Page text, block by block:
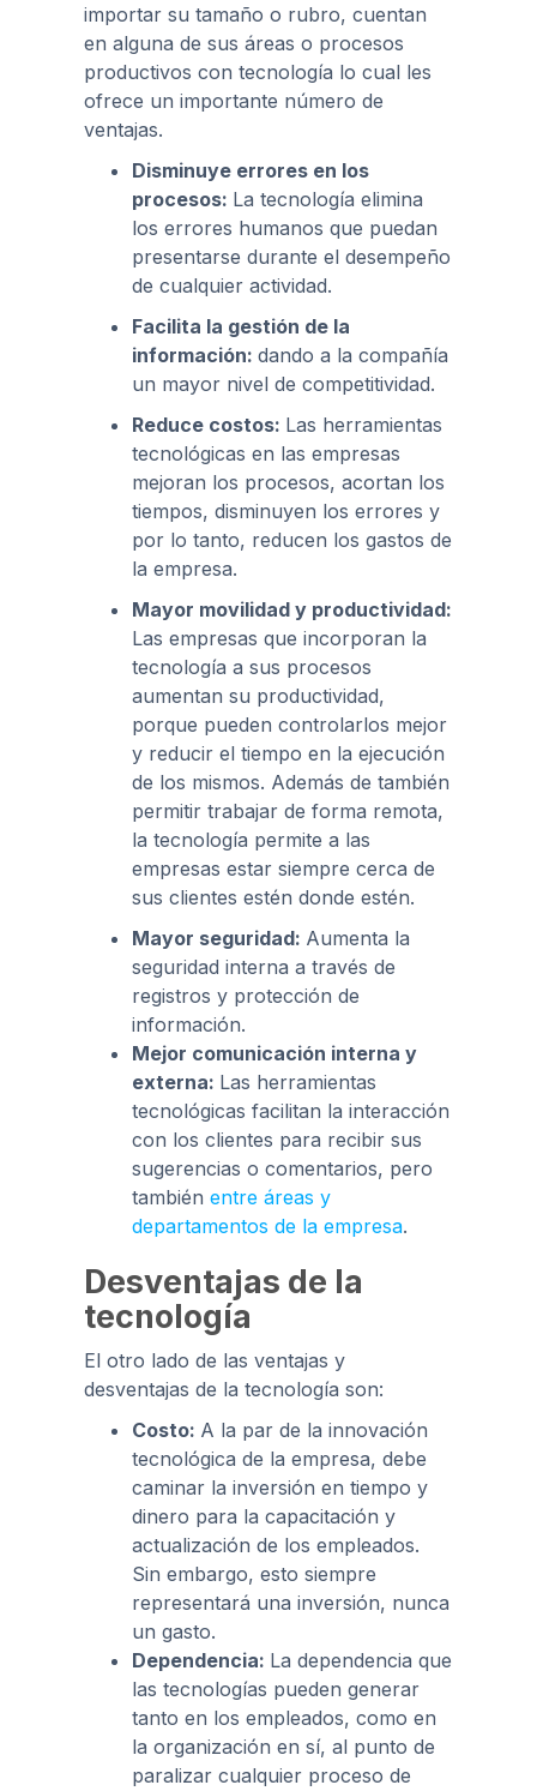
importar su tamaño o rubro, cuentan
en alguna de sus áreas o procesos
productivos con tecnología lo cual les
ofrece un importante número de
ventajas.
Disminuye errores en los
procesos: La tecnología elimina
los errores humanos que puedan
presentarse durante el desempeño
de cualquier actividad.
Facilita la gestión de la
información: dando a la compañía
un mayor nivel de competitividad.
Reduce costos: Las herramientas
tecnológicas en las empresas
mejoran los procesos, acortan los
tiempos, disminuyen los errores y
por lo tanto, reducen los gastos de
la empresa.
Mayor movilidad y productividad:
Las empresas que incorporan la
tecnología a sus procesos
aumentan su productividad,
porque pueden controlarlos mejor
y reducir el tiempo en la ejecución
de los mismos. Además de también
permitir trabajar de forma remota,
la tecnología permite a las
empresas estar siempre cerca de
sus clientes estén donde estén.
Mayor seguridad: Aumenta la
seguridad interna a través de
registros y protección de
información.
Mejor comunicación interna y
externa: Las herramientas
tecnológicas facilitan la interacción
con los clientes para recibir sus
sugerencias o comentarios, pero
también entre áreas y
departamentos de la empresa.
Desventajas de la
tecnología
El otro lado de las ventajas y
desventajas de la tecnología son:
Costo: A la par de la innovación
tecnológica de la empresa, debe
caminar la inversión en tiempo y
dinero para la capacitación y
actualización de los empleados.
Sin embargo, esto siempre
representará una inversión, nunca
un gasto.
Dependencia: La dependencia que
las tecnologías pueden generar
tanto en los empleados, como en
la organización en sí, al punto de
paralizar cualquier proceso de